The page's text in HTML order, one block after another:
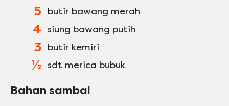
5 butir bawang merah
4 siung bawang putih
3 butir kemiri
½ sdt merica bubuk
Bahan sambal